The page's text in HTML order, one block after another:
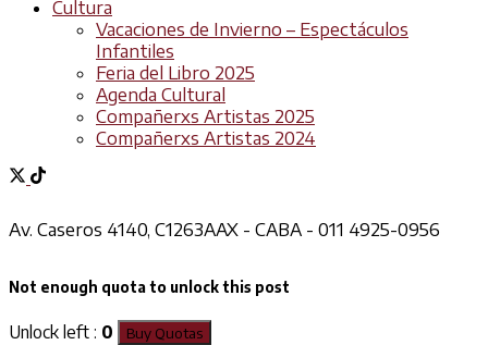
Cultura
Vacaciones de Invierno – Espectáculos
Infantiles
Feria del Libro 2025
Agenda Cultural
Compañerxs Artistas 2025
Compañerxs Artistas 2024
Av. Caseros 4140, C1263AAX - CABA - 011 4925-0956
Not enough quota to unlock this post
Unlock left : 0 Buy Quotas